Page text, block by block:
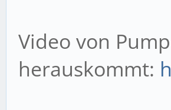
Video von
herauskommt: